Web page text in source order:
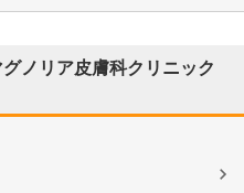
ノリア皮膚科クリニック